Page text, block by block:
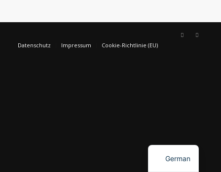
Datenschutz Impressum Cookie-Richtlinie (EU)
German